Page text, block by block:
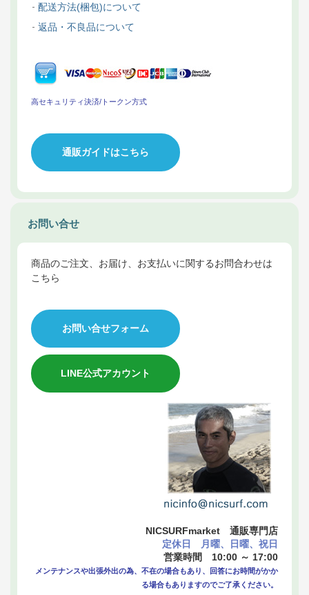
配送方法(梱包)について
返品・不良品について
高セキュリティ決済/トークン方式
通販ガイドはこちら
お問い合せ
商品のご注文、お届け、お支払いに関するお問合わせは
こちら
お問い合せフォーム
LINE公式アカウント
NICSURFmarket 通販専門店
定休日 月曜、日曜、祝日
営業時間 10:00 ～ 17:00
メンテナンスや出張外出の為、不在の場合もあり、回答にお時間がかか
る場合もありますのでご了承ください。